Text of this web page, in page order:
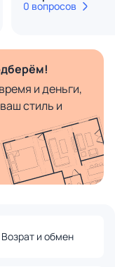
0 вопросов
и деньги,
стиль и
Возрат и обмен